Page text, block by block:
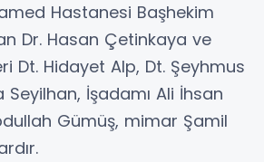
Hastanesi Başhekim
Dr. Hasan Çetinkaya ve
Dt. Hidayet Alp, Dt. Şeyhmus
Seyilhan, İşadamı Ali İhsan
Gümüş, mimar Şamil